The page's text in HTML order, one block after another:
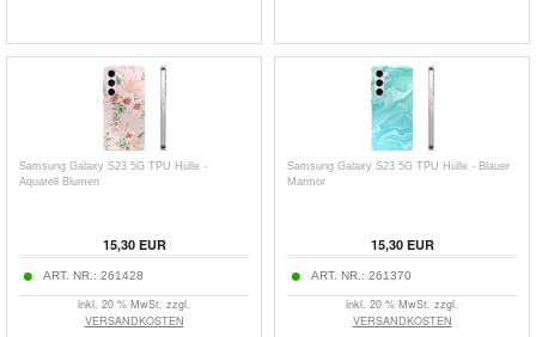
Samsung Galaxy S23 5G TPU Hülle -
Aquarell Blumen
15,30 EUR
ART. NR.: 261428
inkl. 20 % MwSt. zzgl.
VERSANDKOSTEN
Samsung Galaxy S23 5G TPU Hülle - Blauer
Marmor
15,30 EUR
ART. NR.: 261370
inkl. 20 % MwSt. zzgl.
VERSANDKOSTEN